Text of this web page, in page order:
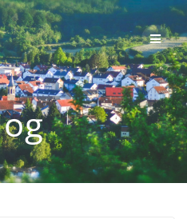
Skip
to
content